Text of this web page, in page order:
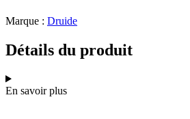
Marque : Druide
Détails du produit
En savoir plus